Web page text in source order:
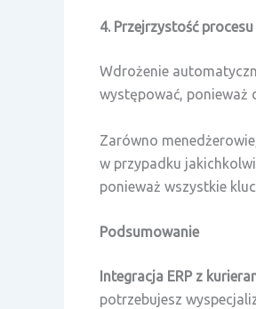
4. Przejrzystość
Wdrożenie
występować, ponieważ
Zarówno
w przypadku
ponieważ wszystkie
Podsumowanie
Integracja ERP z
potrzebujesz